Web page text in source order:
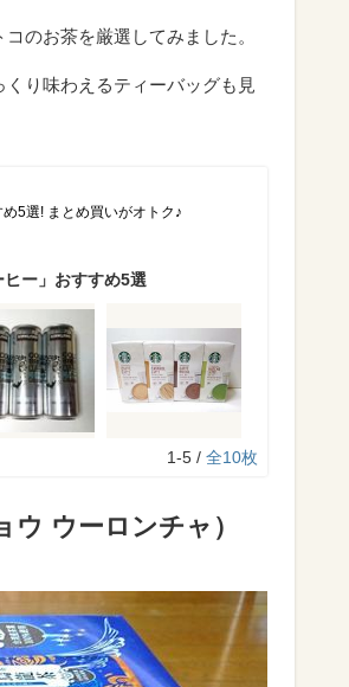
のお茶を厳選してみました。
り味わえるティーバッグも見
5選! まとめ買いがオトク♪
ヒー」おすすめ5選
1-5 / 全10枚
ウーロンチャ）